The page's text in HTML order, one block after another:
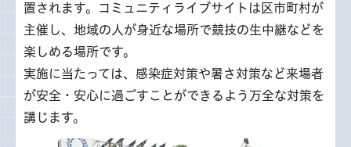
置されます。コミュニティライブサイトは区市町村が
主催し、地域の人が身近な場所で競技の生中継などを
楽しめる場所です。
実施に当たっては、感染症対策や暑さ対策など来場者
が安全・安心に過ごすことができるよう万全な対策を
講じます。